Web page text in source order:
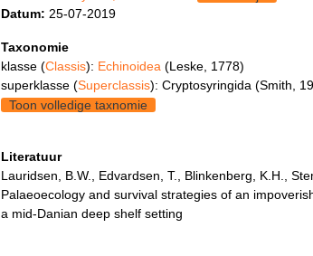
Datum: 25-07-2019
Taxonomie
klasse (Classis): Echinoidea (Leske, 1778)
superklasse (Superclassis): Cryptosyringida (Smith,
Toon volledige taxnomie
Literatuur
Lauridsen, B.W., Edvardsen, T., Blinkenberg, K.H.,
Palaeoecology and survival strategies of an
a mid-Danian deep shelf setting